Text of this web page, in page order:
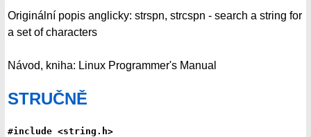
Originální popis anglicky: strspn, strcspn - search a string for
a set of characters
Návod, kniha: Linux Programmer's Manual
STRUČNĚ
#include <string.h>